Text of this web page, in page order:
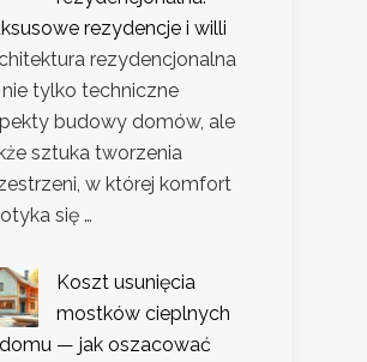
rezydencje i willi
rezydencjonalna
tylko techniczne
budowy domów, ale
sztuka tworzenia
w której komfort
się …
Koszt usunięcia
mostków cieplnych
— jak oszacować